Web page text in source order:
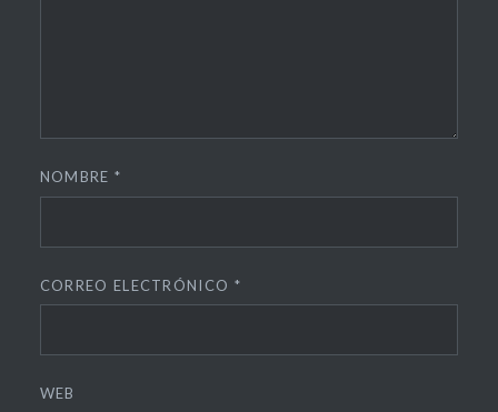
NOMBRE *
CORREO ELECTRÓNICO *
WEB